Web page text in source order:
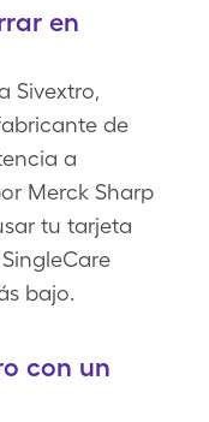
en
Sivextro,
de
a
Merck Sharp
tu tarjeta
bajo.
con un